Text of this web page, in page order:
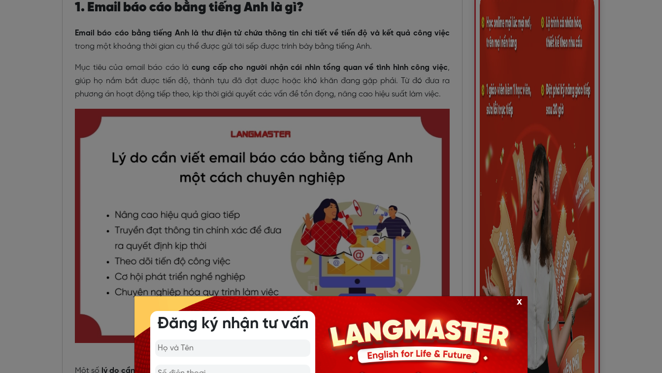
1. Email báo cáo bằng tiếng Anh là gì?
Email báo cáo bằng tiếng Anh là thư điện tử chứa thông tin chi tiết về tiến độ và kết quả công việc
trong một khoảng thời gian cụ thể được gửi tới sếp được trình bày bằng tiếng Anh.
Mục tiêu của email báo cáo là cung cấp cho người nhận cái nhìn tổng quan về tình hình công việc,
giúp họ nắm bắt được tiến độ, thành tựu đã đạt được hoặc khó khăn đang gặp phải. Từ đó đưa ra
phương án hoạt động tiếp theo, kịp thời giải quyết các vấn đề tồn đọng, nâng cao hiệu suất làm việc.
Lý do cần viết email báo cáo bằng tiếp Anh gửi sếp chuyên nghiệp
Một số lý do cần viết email báo cáo bằng tiếng Anh một cách chuyên nghiệp
Đăng ký nhận tư vấn
x